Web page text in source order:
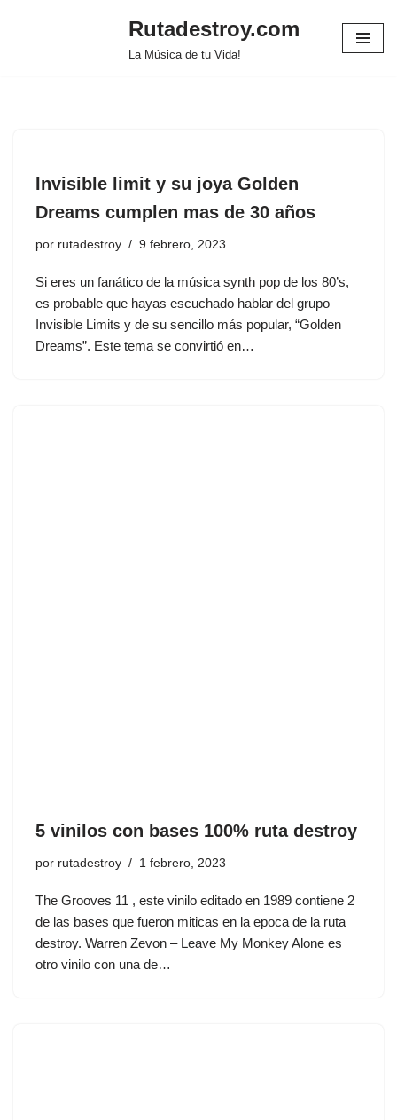
Rutadestroy.com
La Música de tu Vida!
Invisible limit y su joya Golden
Dreams cumplen mas de 30 años
por rutadestroy 9 febrero, 2023
Si eres un fanático de la música synth pop de los 80’s,
es probable que hayas escuchado hablar del grupo
Invisible Limits y de su sencillo más popular, “Golden
Dreams”. Este tema se convirtió en…
5 vinilos con bases 100% ruta destroy
por rutadestroy 1 febrero, 2023
The Grooves 11 , este vinilo editado en 1989 contiene 2
de las bases que fueron miticas en la epoca de la ruta
destroy. Warren Zevon – Leave My Monkey Alone es
otro vinilo con una de…